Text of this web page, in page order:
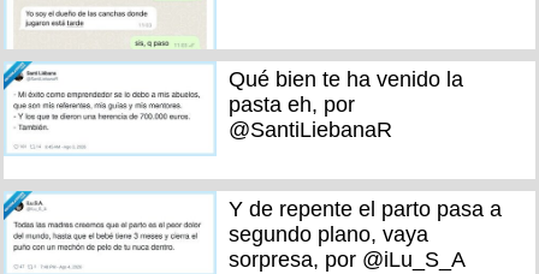
Qué bien te ha venido la
pasta eh, por
@SantiLiebanaR
Y de repente el parto pasa a
segundo plano, vaya
sorpresa, por @iLu_S_A